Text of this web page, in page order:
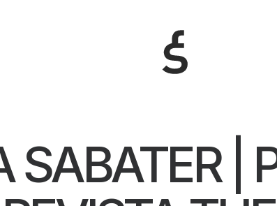
SABATER |